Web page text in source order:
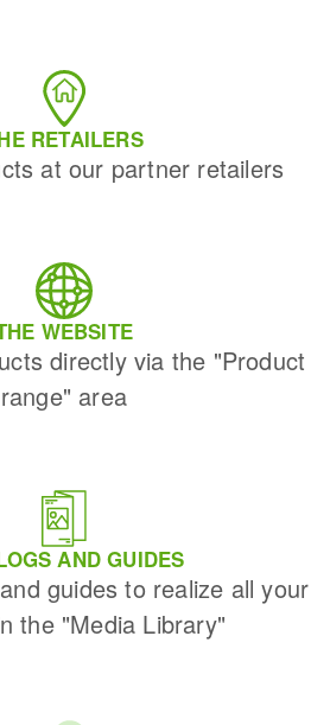
RETAILERS
at our partner retailers
WEBSITE
directly via the "Product
range" area
AND GUIDES
guides to realize all your
the "Media Library"